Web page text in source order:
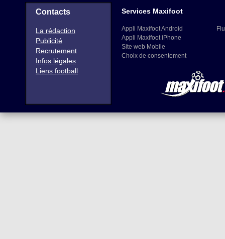
Contacts
La rédaction
Publicité
Recrutement
Infos légales
Liens football
Services Maxifoot
Appli Maxifoot Android
Appli Maxifoot iPhone
Site web Mobile
Choix de consentement